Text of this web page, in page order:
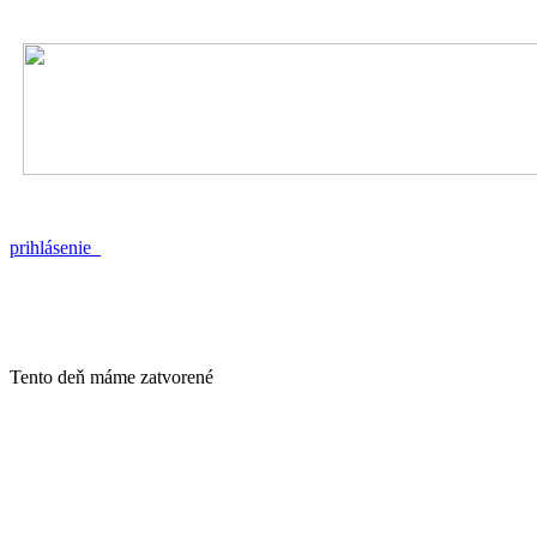
prihlásenie
Tento deň máme zatvorené